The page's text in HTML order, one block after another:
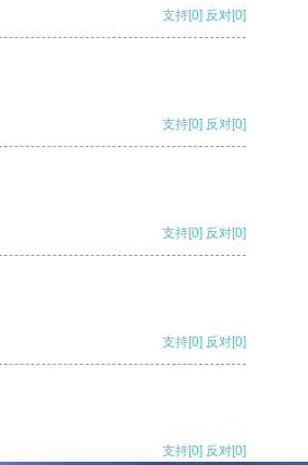
支持[0] 反对[0]
支持[0] 反对[0]
支持[0] 反对[0]
支持[0] 反对[0]
支持[0] 反对[0]